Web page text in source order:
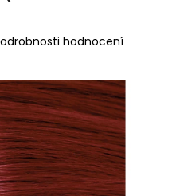
hodnocení